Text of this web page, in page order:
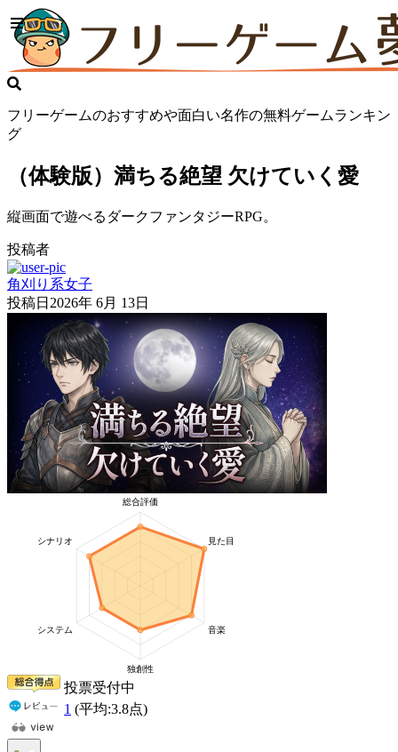
フリーゲームのおすすめや面白い名作の無料ゲームランキン
グ
（体験版）満ちる絶望 欠けていく愛
縦画面で遊べるダークファンタジーRPG。
投稿者
角刈り系女子
投稿日 2026年 6月 13日
投票受付中
1 (平均:3.8点)